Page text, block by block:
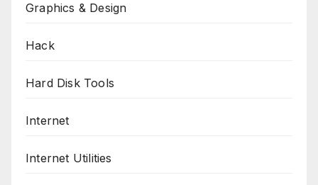
Graphics & Design
Hack
Hard Disk Tools
Internet
Internet Utilities